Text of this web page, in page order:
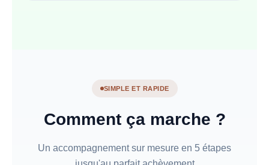
SIMPLE ET RAPIDE
Comment ça marche ?
Un accompagnement sur mesure en 5 étapes